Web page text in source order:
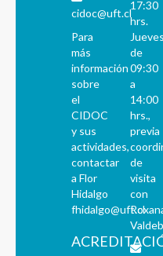
cidoc@uft.cl
Para
más
información
sobre
el
CIDOC
y sus
actividades,
contactar
a Flor
Hidalgo
fhidalgo@uft.cl
17:30
hrs.
Jueves
de
09:30
a
14:00
hrs.,
previa
de
visita
con